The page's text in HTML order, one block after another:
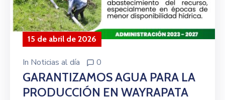
15 de abril de 2026
In Noticias al día 0
GARANTIZAMOS AGUA PARA LA
PRODUCCIÓN EN WAYRAPATA